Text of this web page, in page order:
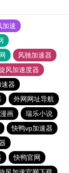
加速
风驰加速器
风加速度器
器
外网网址导航
画
瑞乐小说
快鸭vp加速器
快鸭官网